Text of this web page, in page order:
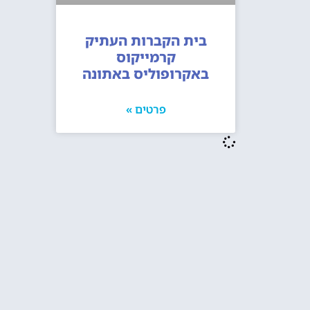
בית הקברות העתיק
קרמייקוס
באקרופוליס באתונה
פרטים »